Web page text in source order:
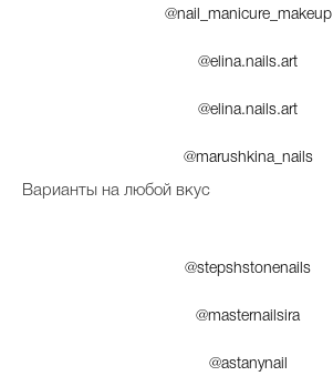
@nail_manicure_makeup
@elina.nails.art
@elina.nails.art
@marushkina_nails
Варианты на любой вкус
@stepshstonenails
@masternailsira
@astanynail